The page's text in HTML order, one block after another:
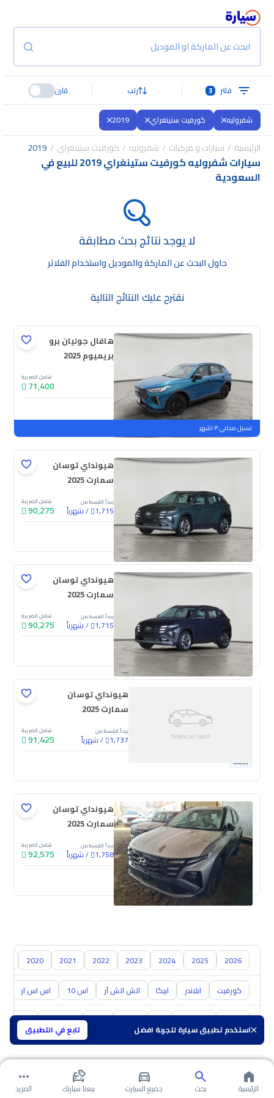
استخدم تطبيق سيارة لتجربة افضل تابع في التطبيق
ابحث عن الماركة او الموديل
فلتر 3 رتب قارن
شفروليه كورفيت ستينغراي 2019
الرئيسية سيارات و مركبات شفروليه كورفيت ستينغراي 2019
سيارات شفروليه كورفيت ستينغراي 2019 للبيع في
السعودية
لا يوجد نتائج بحث مطابقة
حاول البحث عن الماركة والموديل واستخدام الفلاتر
نقترح عليك النتائج التالية
هافال جوليان برو
بريميوم 2025
شامل الضريبة
71,400
جديدة
ملوحة
غسيل مجاني ٣ اشهر
هيونداي توسان
سمارت 2025
يبدأ القسط من
1,715
/شهرياً
شامل الضريبة
90,275
جديدة
هيونداي توسان
سمارت 2025
يبدأ القسط من
1,715
/شهرياً
شامل الضريبة
90,275
جديدة
هيونداي توسان
سمارت 2025
يبدأ القسط من
1,737
/شهرياً
شامل الضريبة
91,425
جديدة
هيونداي توسان
سمارت 2025
يبدأ القسط من
1,758
/شهرياً
شامل الضريبة
92,575
2026
2025
2024
2023
2022
2021
2020
كورفيت ابلاندر ابيكا اتش اتش آر اس 10 اس اس ار
سوزوكي هافال
الرئيسية بحث جميع السيارت بيعنا سيارتك المزيد